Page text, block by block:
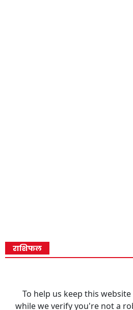
राशिफल